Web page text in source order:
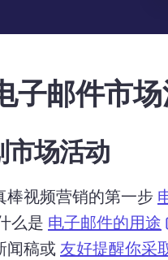
子邮件市
市场活动
棒视频营销的第一步
么是 电子邮件的用途
闻稿或 友好提醒你采